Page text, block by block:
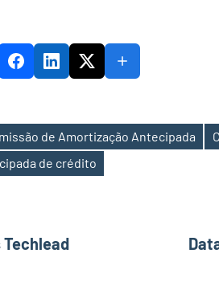
de Amortização Antecipada
de crédito
Techlead